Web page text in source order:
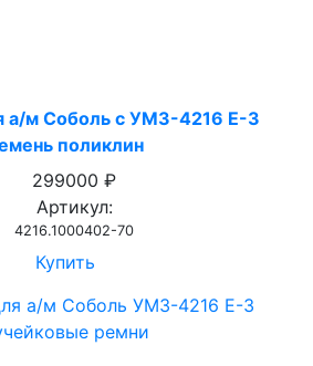
а/м Соболь с УМЗ-4216 Е-3
поликлин
299000 ₽
Артикул:
4216.1000402-70
Купить